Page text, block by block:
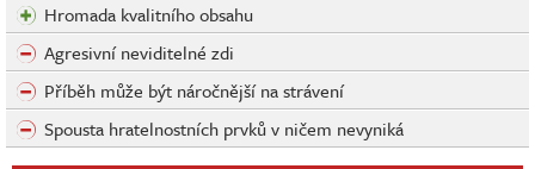
Hromada kvalitního obsahu
Agresivní neviditelné zdi
Příběh může být náročnější na strávení
Spousta hratelnostních prvků v ničem nevyniká